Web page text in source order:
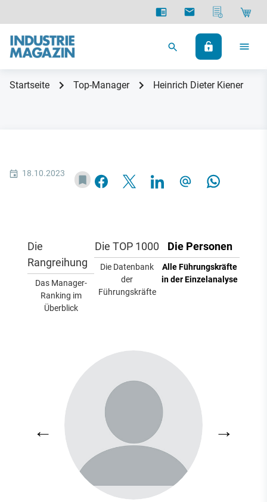
Startseite Top-Manager Heinrich Dieter Kiener
18.10.2023
Die
Rangreihung
Das Manager-
Ranking im
Überblick
Die TOP 1000
Die Datenbank
der
Führungskräfte
Die Personen
Alle Führungskräfte
in der Einzelanalyse
← →